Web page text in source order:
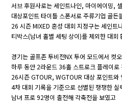
서브 후원사로는 세인트나인, 마이에이밍,
대상포인트 타이틀 스폰서로 주류기업 골든
26 시즌 MIXED 혼성 대회 지정구는 세인트
티박스(남녀 홀별 세팅 상이)를 제외한 대회
경기는 골프존 투비전NX 투어 모드에서 컷
하루 동안 2라운드 36홀 스트로크 플레이로
26시즌 GTOUR, WGTOUR 대상 포인트와
4차 대회 기록을 기준으로 선별된 쟁쟁한 실
남녀 프로 92명이 출전해 각축전을 보였고